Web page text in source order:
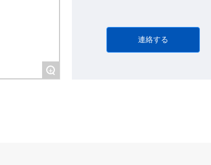
+
連絡する